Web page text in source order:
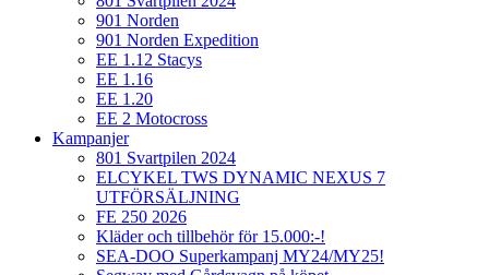
901 Norden
901 Norden Expedition
EE 1.12 Stacys
EE 1.16
EE 1.20
EE 2 Motocross
Kampanjer
801 Svartpilen 2024
ELCYKEL TWS DYNAMIC NEXUS 7
UTFÖRSÄLJNING
FE 250 2026
Kläder och tillbehör för 15.000:-!
SEA-DOO Superkampanj MY24/MY25!